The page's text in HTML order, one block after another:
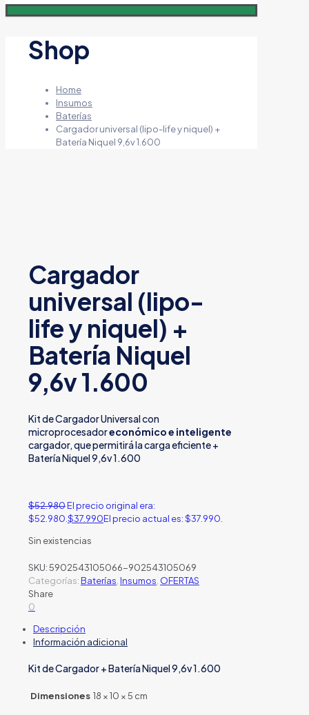
Shop
Home
Insumos
Baterías
Cargador universal (lipo-life y niquel) +
Batería Niquel 9,6v 1.600
Cargador
universal (lipo-
life y niquel) +
Batería Niquel
9,6v 1.600
Kit de Cargador Universal con
microprocesadoreconómico e inteligente
cargador, que permitirá la carga eficiente +
Batería Niquel 9,6v 1.600
$52.980El precio original era:
$52.980.$37.990El precio actual es: $37.990.
Sin existencias
SKU:5902543105066-902543105069
Categorías:Baterías,Insumos, OFERTAS
Share
0
Descripción
Información adicional
Kit de Cargador + Batería Niquel 9,6v 1.600
Dimensiones 18 × 10 × 5 cm